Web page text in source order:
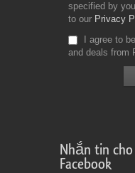
specified by
to our Privacy
I agree to
and deals from
Nhắn tin
Facebook